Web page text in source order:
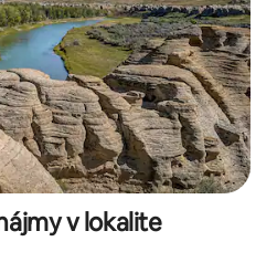
v lokalite